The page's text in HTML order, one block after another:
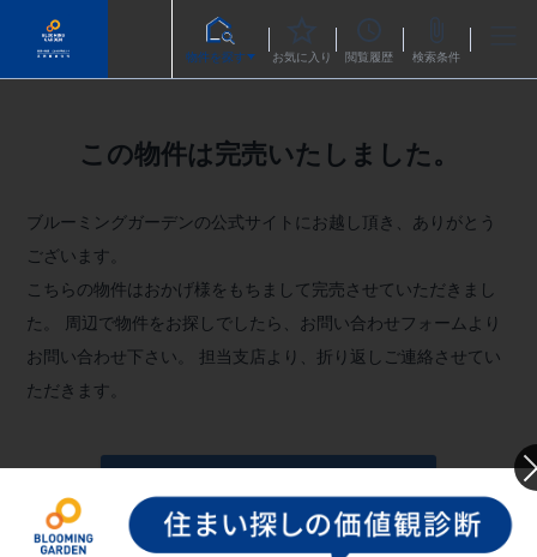
物件を探す お気に入り 閲覧履歴 検索条件
この物件は完売いたしました。
ブルーミングガーデンの公式サイトにお越し頂き、ありがとう
ございます。
こちらの物件はおかげ様をもちまして完売させていただきまし
た。
周辺で物件をお探しでしたら、お問い合わせフォームより
お問い合わせ下さい。
担当支店より、折り返しご連絡させてい
ただきます。
お問い合わせフォームへ